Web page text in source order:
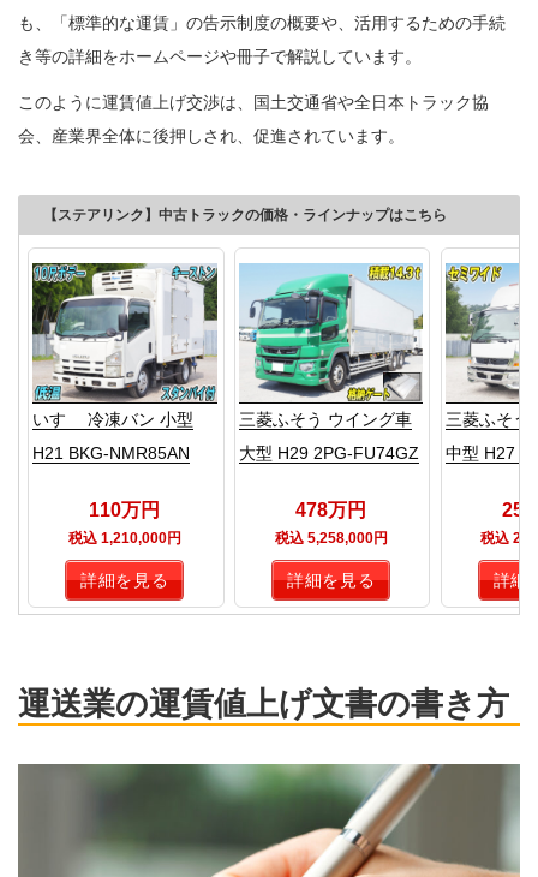
も、「標準的な運賃」の告示制度の概要や、活用するための手続
き等の詳細をホームページや冊子で解説しています。
このように運賃値上げ交渉は、国土交通省や全日本トラック協
会、産業界全体に後押しされ、促進されています。
【ステアリンク】中古トラックの価格・ラインナップはこちら
いすゞ 冷凍バン 小型
H21 BKG-NMR85AN
110万円
税込 1,210,000円
詳細を見る
三菱ふそう ウイング車
大型 H29 2PG-FU74GZ
478万円
税込 5,258,000円
詳細を見る
三菱ふそう
中型 H27
258
税込
詳細
運送業の運賃値上げ文書の書き方